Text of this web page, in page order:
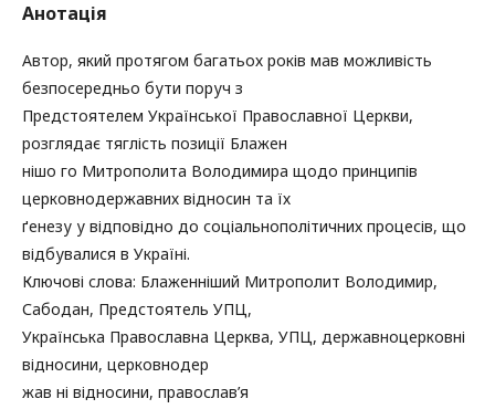
Анотація
Автор, який протягом багатьох років мав можливість
безпосередньо бути поруч з
Предстоятелем Української Православної Церкви,
розглядає тяглість позиції Блажен­
нішо го Митрополита Володимира щодо принципів
церковно­державних відносин та їх
ґенезу у відповідно до соціально­політичних процесів, що
відбувалися в Україні.
Ключові слова: Блаженніший Митрополит Володимир,
Сабодан, Предстоятель УПЦ,
Українська Православна Церква, УПЦ, державно­церковні
відносини, церковно­дер­
жав ні відносини, православ’я